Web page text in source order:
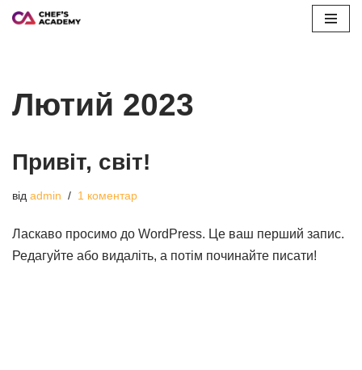
Лютий 2023
Привіт, світ!
від admin 1 коментар
Ласкаво просимо до WordPress. Це ваш перший запис.
Редагуйте або видаліть, а потім починайте писати!